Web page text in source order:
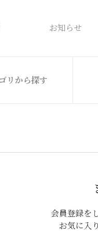
お知らせ
リから探す
会員登録を
お気に入